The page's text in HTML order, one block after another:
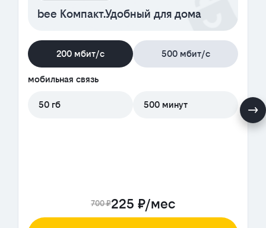
bee Компакт.Удобный для дома
200 мбит/с 500 мбит/с
мобильная связь
50 гб 500 минут
700 ₽225 ₽/мес